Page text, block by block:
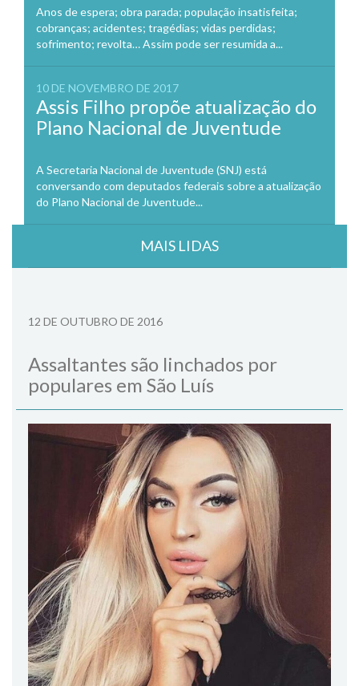
Anos de espera; obra parada; população insatisfeita;
cobranças; acidentes; tragédias; vidas perdidas;
sofrimento; revolta… Assim pode ser resumida a...
10 DE NOVEMBRO DE 2017
Assis Filho propõe atualização do
Plano Nacional de Juventude
A Secretaria Nacional de Juventude (SNJ) está
conversando com deputados federais sobre a atualização
do Plano Nacional de Juventude...
MAIS LIDAS
12 DE OUTUBRO DE 2016
Assaltantes são linchados por
populares em São Luís